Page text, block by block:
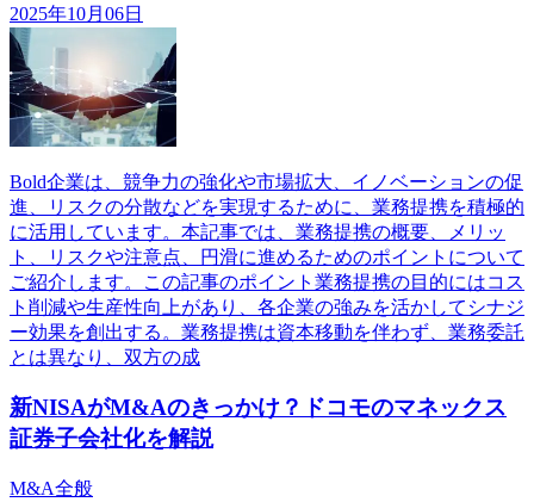
2025年10月06日
Bold企業は、競争力の強化や市場拡大、イノベーションの促
進、リスクの分散などを実現するために、業務提携を積極的
に活用しています。本記事では、業務提携の概要、メリッ
ト、リスクや注意点、円滑に進めるためのポイントについて
ご紹介します。この記事のポイント業務提携の目的にはコス
ト削減や生産性向上があり、各企業の強みを活かしてシナジ
ー効果を創出する。業務提携は資本移動を伴わず、業務委託
とは異なり、双方の成
新NISAがM&Aのきっかけ？ドコモのマネックス
証券子会社化を解説
M&A全般